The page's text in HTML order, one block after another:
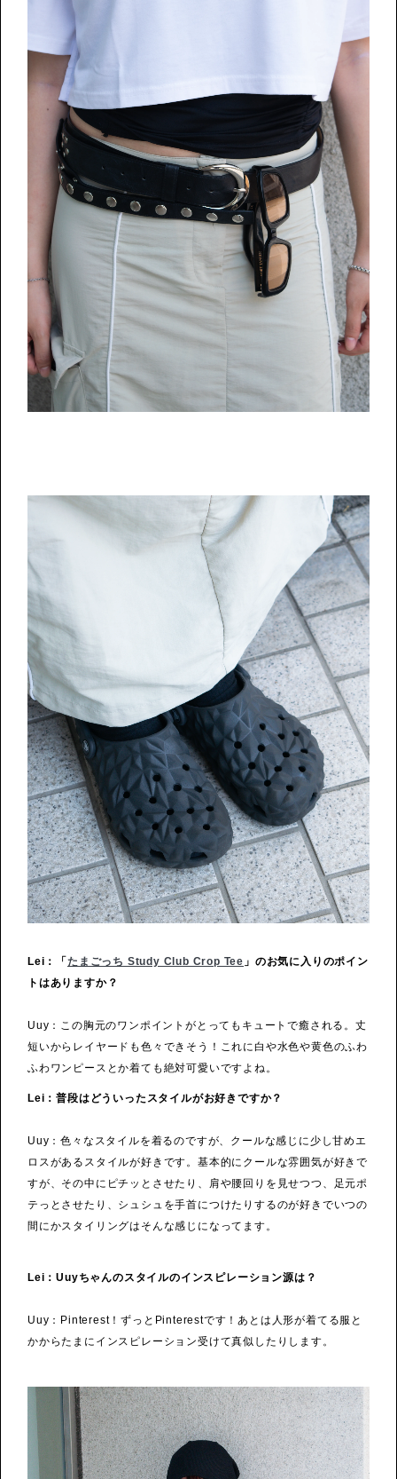
Lei：「たまごっち Study Club Crop Tee 」のお気に入りのポイン
トはありますか？
Uuy：この胸元のワンポイントがとってもキュートで癒される。丈
短いからレイヤードも色々できそう！これに白や水色や黄色のふわ
ふわワンピースとか着ても絶対可愛いですよね。
Lei：普段はどういったスタイルがお好きですか？
Uuy：色々なスタイルを着るのですが、クールな感じに少し甘めエ
ロスがあるスタイルが好きです。基本的にクールな雰囲気が好きで
すが、その中にピチッとさせたり、肩や腰回りを見せつつ、足元ポ
テっとさせたり、シュシュを手首につけたりするのが好きでいつの
間にかスタイリングはそんな感じになってます。
Lei：Uuyちゃんのスタイルのインスピレーション源は？
Uuy：Pinterest！ずっとPinterestです！あとは人形が着てる服と
かからたまにインスピレーション受けて真似したりします。